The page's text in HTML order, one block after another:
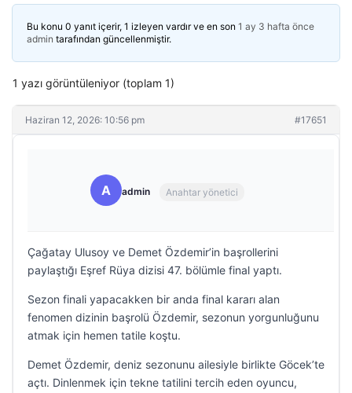
Bu konu 0 yanıt içerir, 1 izleyen vardır ve en son 1 ay 3 hafta önce
admin tarafından güncellenmiştir.
1 yazı görüntüleniyor (toplam 1)
Haziran 12, 2026: 10:56 pm #17651
A admin Anahtar yönetici
Çağatay Ulusoy ve Demet Özdemir’in başrollerini
paylaştığı Eşref Rüya dizisi 47. bölümle final yaptı.
Sezon finali yapacakken bir anda final kararı alan
fenomen dizinin başrolü Özdemir, sezonun yorgunluğunu
atmak için hemen tatile koştu.
Demet Özdemir, deniz sezonunu ailesiyle birlikte Göcek’te
açtı. Dinlenmek için tekne tatilini tercih eden oyuncu,